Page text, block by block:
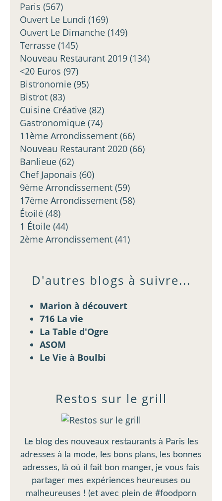
Paris (567)
Ouvert Le Lundi (169)
Ouvert Le Dimanche (149)
Terrasse (145)
Nouveau Restaurant 2019 (134)
<20 Euros (97)
Bistronomie (95)
Bistrot (83)
Cuisine Créative (82)
Gastronomique (74)
11ème Arrondissement (66)
Nouveau Restaurant 2020 (66)
Banlieue (62)
Chef Japonais (60)
9ème Arrondissement (59)
17ème Arrondissement (58)
Étoilé (48)
1 Étoile (44)
2ème Arrondissement (41)
Restos sur le grill
Le blog des nouveaux restaurants à Paris les
adresses à la mode, les bons plans, les bonnes
adresses, là où il fait bon manger, je vous fais
partager mes expériences heureuses ou
malheureuses ! (et avec plein de #foodporn
D'autres blogs à suivre...
Marion à découvert
716 La vie
La Table d'Ogre
ASOM
Le Vie à Boulbi